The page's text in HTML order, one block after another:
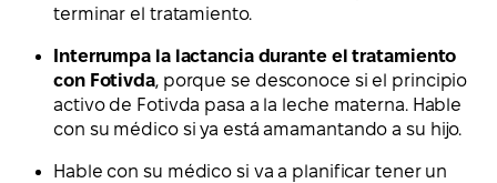
terminar el tratamiento.
Interrumpa la lactancia durante el tratamiento
con Fotivda, porque se desconoce si el principio
activo de Fotivda pasa a la leche materna. Hable
con su médico si ya está amamantando a su hijo.
Hable con su médico si va a planificar tener un